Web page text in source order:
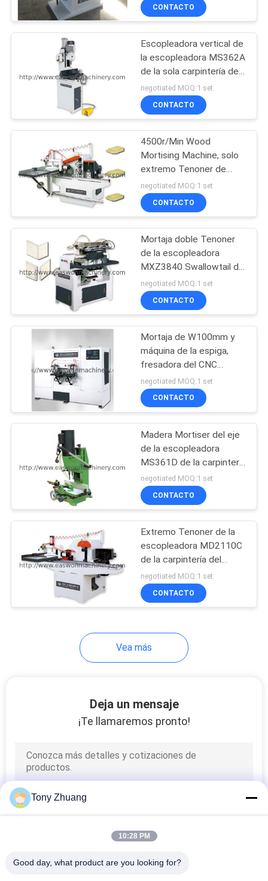
NOTICIAS
UNA
MAPA
SITIO
PRIVACY
POLICY
Fresadora de la
carpintería
Escopleadora de la
carpintería
13
Máquina que
enarena de la
carpintería
17
Máquina del torno
de la carpintería
Cabina de espray de
la carpintería
Talladora común del
Máquina de la
prensa de la
membrana
CONTACTO
Escopleadora vertical de
la escopleadora MS362A
de la sola carpintería del
eje
negotiated MOQ:1 set
CONTACTO
4500r/Min Wood
Mortising Machine, solo
extremo Tenoner de
MD2110B
negotiated MOQ:1 set
CONTACTO
Mortaja doble Tenoner
de la escopleadora
MXZ3840 Swallowtail de
la carpintería del eje
negotiated MOQ:1 set
CONTACTO
Mortaja de W100mm y
máquina de la espiga,
fresadora del CNC
MXK3810
negotiated MOQ:1 set
CONTACTO
Madera Mortiser del eje
de la escopleadora
MS361D de la carpintería
vertical sola
negotiated MOQ:1 set
CONTACTO
Extremo Tenoner de la
escopleadora MD2110C
de la carpintería del
movimiento 1200m m de
la tabla solo
negotiated MOQ:1 set
CONTACTO
Vea más
Deja un mensaje
¡Te llamaremos pronto!
Tony Zhuang
10:28 PM
Good day, what product are you looking for?